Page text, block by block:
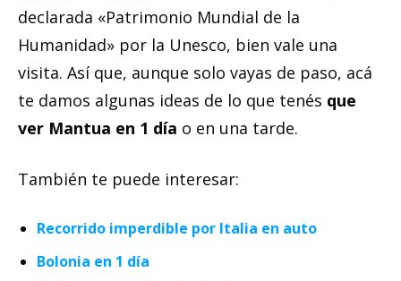
declarada «Patrimonio Mundial de la
Humanidad» por la Unesco, bien vale una
visita. Así que, aunque solo vayas de paso, acá
te damos algunas ideas de lo que tenés que
ver Mantua en 1 día o en una tarde.
También te puede interesar:
Recorrido imperdible por Italia en auto
Bolonia en 1 día